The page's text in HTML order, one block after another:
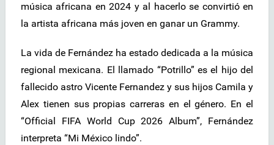
música africana en 2024 y al hacerlo se convirtió en
la artista africana más joven en ganar un Grammy.
La vida de Fernández ha estado dedicada a la música
regional mexicana. El llamado “Potrillo” es el hijo del
fallecido astro Vicente Fernandez y sus hijos Camila y
Alex tienen sus propias carreras en el género. En el
“Official FIFA World Cup 2026 Album”, Fernández
interpreta “Mi México lindo”.